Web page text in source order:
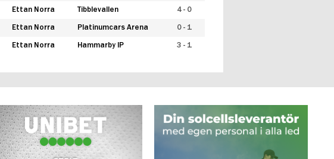
Ettan Norra Tibblevallen 4 - 0
Ettan Norra Platinumcars Arena 0 - 1
Ettan Norra Hammarby IP 3 - 1